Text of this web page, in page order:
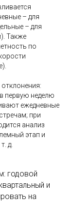
– для
– для
Также
по
первую неделю
ежедневные
при
анализ
этап и
д.
годовой
и
на